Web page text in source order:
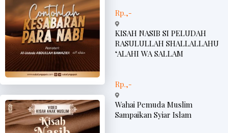
Rp.,-
KISAH NASIB SI PELUDAH
RASULULLAH SHALLALLAHU
‘ALAHI WA SALLAM
Rp.,-
Wahai Pemuda Muslim
Sampaikan Syiar Islam